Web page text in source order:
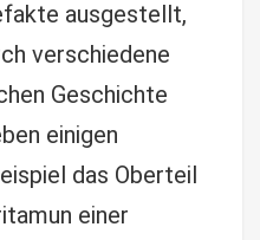
ausgestellt,
verschiedene
Geschichte
einigen
das Oberteil
einer